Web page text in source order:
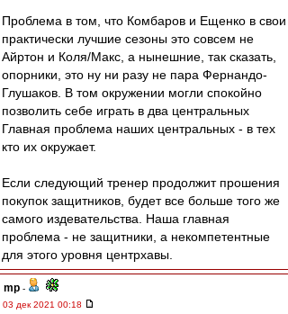
Проблема в том, что Комбаров и Ещенко в свои
практически лучшие сезоны это совсем не
Айртон и Коля/Макс, а нынешние, так сказать,
опорники, это ну ни разу не пара Фернандо-
Глушаков. В том окружении могли спокойно
позволить себе играть в два центральных
Главная проблема наших центральных - в тех
кто их окружает.
Если следующий тренер продолжит прошения
покупок защитников, будет все больше того же
самого издевательства. Наша главная
проблема - не защитники, а некомпетентные
для этого уровня центрхавы.
mp -
03 дек 2021 00:18